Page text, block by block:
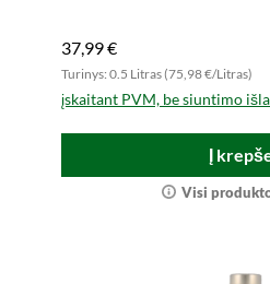
37,99 €
Turinys: 0.5 Litras (75,98 €/Litras)
įskaitant PVM, be siuntimo
Į
Visi